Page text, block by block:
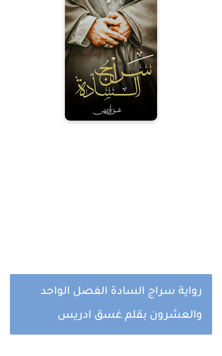
رواية سراج السادة الفصل الواحد
والعشرون بقلم غسق ادريس